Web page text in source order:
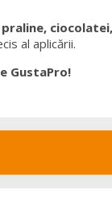
al aplicării.
GustaPro!